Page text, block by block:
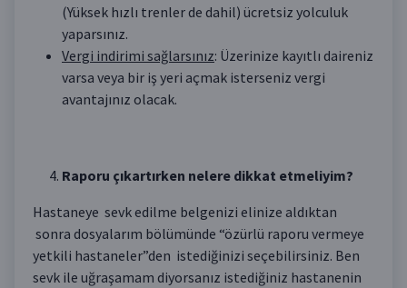
(Yüksek hızlı trenler de dahil) ücretsiz yolculuk
yaparsınız.
Vergi indirimi sağlarsınız: Üzerinize kayıtlı daireniz
varsa veya bir iş yeri açmak isterseniz vergi
avantajınız olacak.
Raporu çıkartırken nelere dikkat etmeliyim?
Hastaneye sevk edilme belgenizi elinize aldıktan
sonra dosyalarım bölümünde “özürlü raporu vermeye
yetkili hastaneler”den istediğinizi seçebilirsiniz. Ben
sevk ile uğraşamam diyorsanız istediğiniz hastanenin